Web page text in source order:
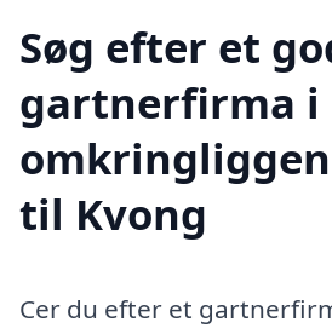
Søg efter et
gartnerfirma i
til Kvong
Cer du efter et